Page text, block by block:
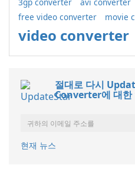
free video converter
movie
video converter
절대로 다시
Converter에 대한
현재 뉴스